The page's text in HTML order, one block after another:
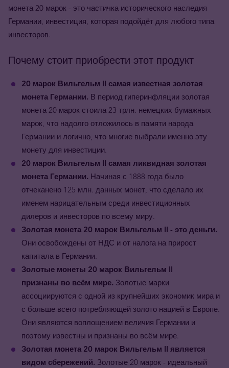
монета 20 марок - это частичка исторического наследия
Германии, инвестиция, которая подойдёт для любого типа
инвесторов.
Почему стоит приобрести этот продукт
20 марок Вильгельм II самая известная золотая
монета Германии. В период гиперинфляции золотая
монета 20 марок стоила 23 трлн. немецких бумажных
марок, что надолго отложилось в памяти народа
Германии и логично, что многие выбрали именно эту
монету для инвестиции.
20 марок Вильгельм II самая ликвидная золотая
монета Германии. Начиная с 1888 года было
отчеканено 125 млн. данных монет, что сделало их
именем нарицательным среди инвестиционных
дилеров и инвесторов по всему миру.
Золотая монета 20 марок Вильгельм II - это деньги.
Они освобождены от НДС и от налога на прирост
капитала в Германии.
Золотые монеты 20 марок Вильгельм II
признаны во всём мире. Золотые марки
ассоциируются с одной из крупнейших экономик мира и
с больше всего потребляющей золото нацией в Европе.
Они являются воплощением величия Германии и
поэтому известны и признаны во всём мире.
Золотая монета 20 марок Вильгельм II является
видом сбережений. Золотые 20 марок - идеальный